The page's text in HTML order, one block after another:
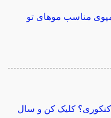
مناسب موهای تو
کلیک کن و سال